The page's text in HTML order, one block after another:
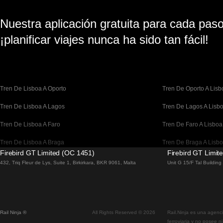
Nuestra aplicación gratuita para cada
¡planificar viajes nunca ha sido tan fácil!
Tren De Lisboa A Oporto Tren De Oporto A
Tren De Lisboa A Lagos Tren De Lagos A
Tren De Lisboa A Faro Tren De Faro A Lisboa
Tren De Lisboa A Braga Tren De Braga A
Tren De Barcelona A Madrid Tren De Madrid A
Tren De Madrid A Sevilla Tren De Sevilla A
Firebird GT Limited (OC 1451)
432, Triq Fleur de Lys, Suite 1, Birkirkara, BKR 9061, Malta
Firebird GT
Unit G 15/F Tal
Rail Ninja ® All Rights Reserved © 2026
Rail.Ninja es una
ferroviaria y no posee